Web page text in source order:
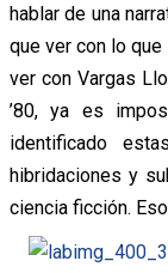
hablar de una
que ver con lo
ver con Vargas
’80, ya es
identificado
hibridaciones y
ciencia ficción.